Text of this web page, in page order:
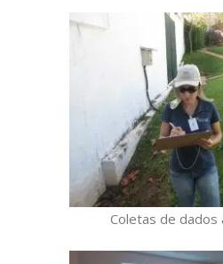
Coletas de dados